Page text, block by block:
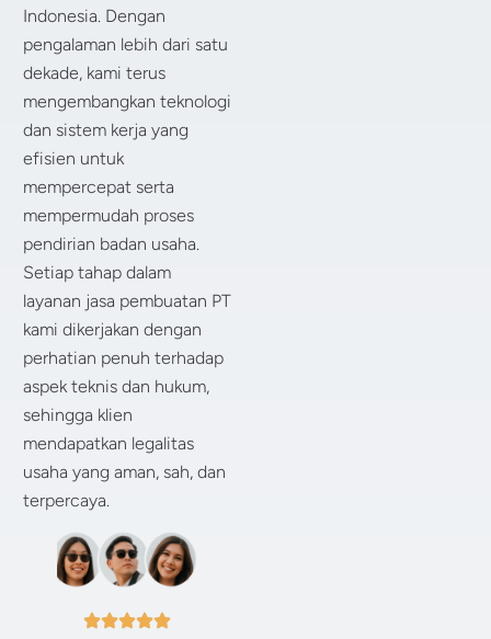
Indonesia. Dengan
pengalaman lebih dari satu
dekade, kami terus
mengembangkan teknologi
dan sistem kerja yang
efisien untuk
mempercepat serta
mempermudah proses
pendirian badan usaha.
Setiap tahap dalam
layanan jasa pembuatan PT
kami dikerjakan dengan
perhatian penuh terhadap
aspek teknis dan hukum,
sehingga klien
mendapatkan legalitas
usaha yang aman, sah, dan
terpercaya.